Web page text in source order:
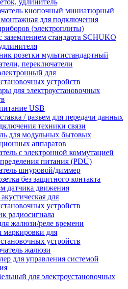
удлинитель
кнопочный миниатюрный
для подключения
(электроплиты)
заземлением стандарта SCHUKO
розетки мультистандартный
переключатели
для
устройств
для электроустановочных
USB
/ разъем для передачи данных
техники связи
для модульных бытовых
аппаратов
с электронной коммутацией
питания (PDU)
шнуровой/диммер
без защитного контакта
датчика движения
для
устройств
радиосигнала
жалюзи/реле времени
маркировки для
устройств
жалюзи
для управления системой
для электроустановочных